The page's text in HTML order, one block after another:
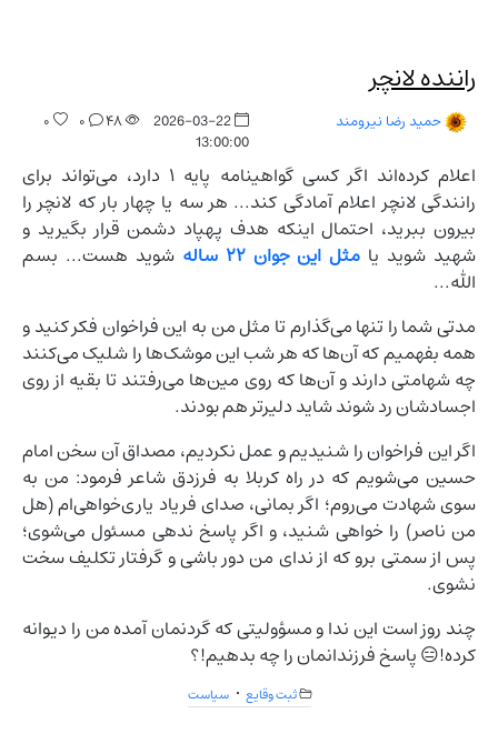
راننده لانچر
حمید رضا نیرومند
2026-03-22
13:00:00
۴۸ ۰ ۰
اعلام کرده‌اند اگر کسی گواهینامه پایه ۱ دارد، می‌تواند برای
رانندگی لانچر اعلام آمادگی کند... هر سه یا چهار بار که لانچر را
بیرون ببرید، احتمال اینکه هدف پهپاد دشمن قرار بگیرید و
شهید شوید یا مثل این جوان ۲۲ ساله
شوید هست... بسم
الله...
مدتی شما را تنها می‌گذارم تا مثل من به این فراخوان فکر کنید و
همه بفهمیم که آن‌ها که هر شب این موشک‌ها را شلیک می‌کنند
چه شهامتی دارند و آن‌ها که روی مین‌ها می‌رفتند تا بقیه از روی
اجسادشان رد شوند شاید دلیرتر هم بودند.
اگر این فراخوان را شنیدیم و عمل نکردیم، مصداق آن سخن امام
حسین می‌شویم که در راه کربلا به فرزدق شاعر فرمود: من به
سوی شهادت می‌روم؛ اگر بمانی، صدای فریاد یاری‌خواهی‌ام (هل
من ناصر) را خواهی شنید، و اگر پاسخ ندهی مسئول می‌شوی؛
پس از سمتی برو که از ندای من دور باشی و گرفتار تکلیف سخت
نشوی.
چند روز است این ندا و مسؤولیتی که گردنمان آمده من را دیوانه
کرده!😑 پاسخ فرزندانمان را چه بدهیم!؟
ثبت وقایع سیاست